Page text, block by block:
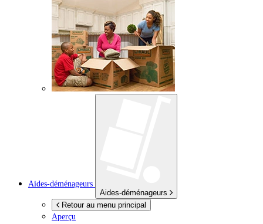
Aides-déménageurs
Aides-déménageurs
Retour au menu principal
Aperçu